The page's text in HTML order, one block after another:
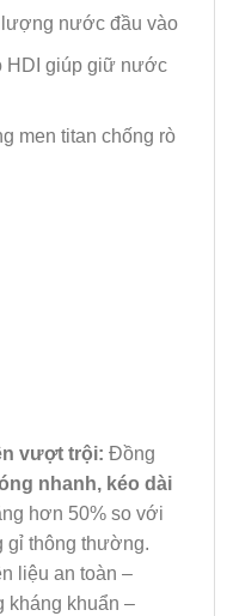
lượng nước đầu vào
HDI giúp giữ nước
men titan chống rò
vượt trội: Đồng
nhanh, kéo dài
hơn 50% so với
gỉ thông thường.
liệu an toàn –
kháng khuẩn –